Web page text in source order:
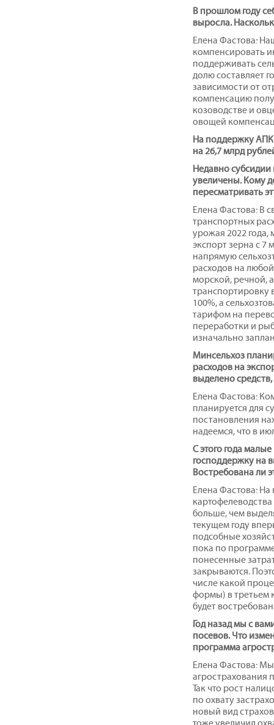
В прошлом году
выросла.
Елена Фастова:
компенсировать
поддерживать
долю составляет
зависимости от
компенсацию
козоводстве и
овощей
На поддержку АПК
на 26,7 млрд
Недавно
увеличены. Кому
пересматривать
Елена Фастова: В
транспортных
урожая 2022
экспорт зерна с 7
напрямую
расходов на
морской, речной,
транспортировку
100%, а
тарифом на
переработки и
изначально
Минсельхоз
расходов на
выделено
Елена Фастова:
планируется для
постановления
надеемся, что в
С этого года
господдержку на
Востребована ли
Елена Фастова:
больше, чем
текущем году
подсобные
пока по
понесенные
закрываются.
числе какой
формы) в третьем
будет
Год назад мы с
посевов. Что
программа
Елена Фастова: Мы
агрострахования
Так что рост
по охвату
новый вид